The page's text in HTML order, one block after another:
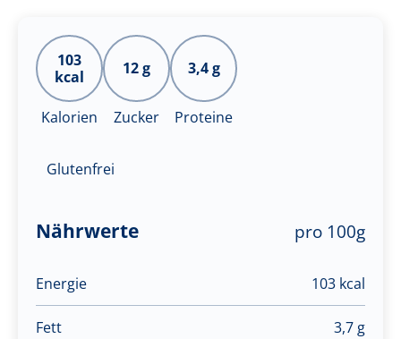
103
kcal
Kalorien
12 g
Zucker
3,4 g
Proteine
Glutenfrei
Nährwerte pro 100g
Energie 103 kcal
Fett 3,7 g